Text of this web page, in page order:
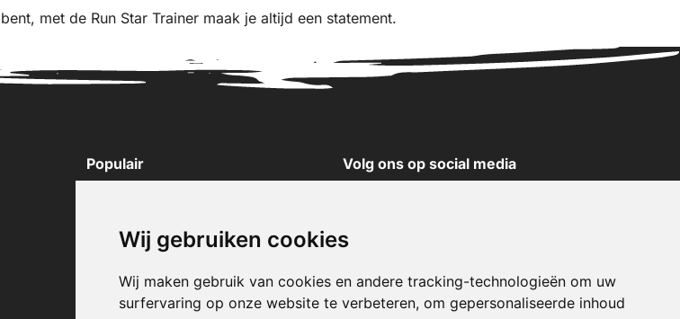
Wij gebruiken cookies
Wij maken gebruik van cookies en andere tracking-technologieën om uw
surfervaring op onze website te verbeteren, om gepersonaliseerde inhoud
bent, met de Run Star Trainer maak je altijd een statement.
Populair
New Balance sneakers
Puma sneakers
Converse sneakers
Volg ons op social media
X
Pinterest